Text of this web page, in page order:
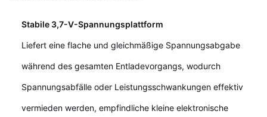
Stabile 3,7-V-Spannungsplattform
Liefert eine flache und gleichmäßige Spannungsabgabe
während des gesamten Entladevorgangs, wodurch
Spannungsabfälle oder Leistungsschwankungen effektiv
vermieden werden, empfindliche kleine elektronische